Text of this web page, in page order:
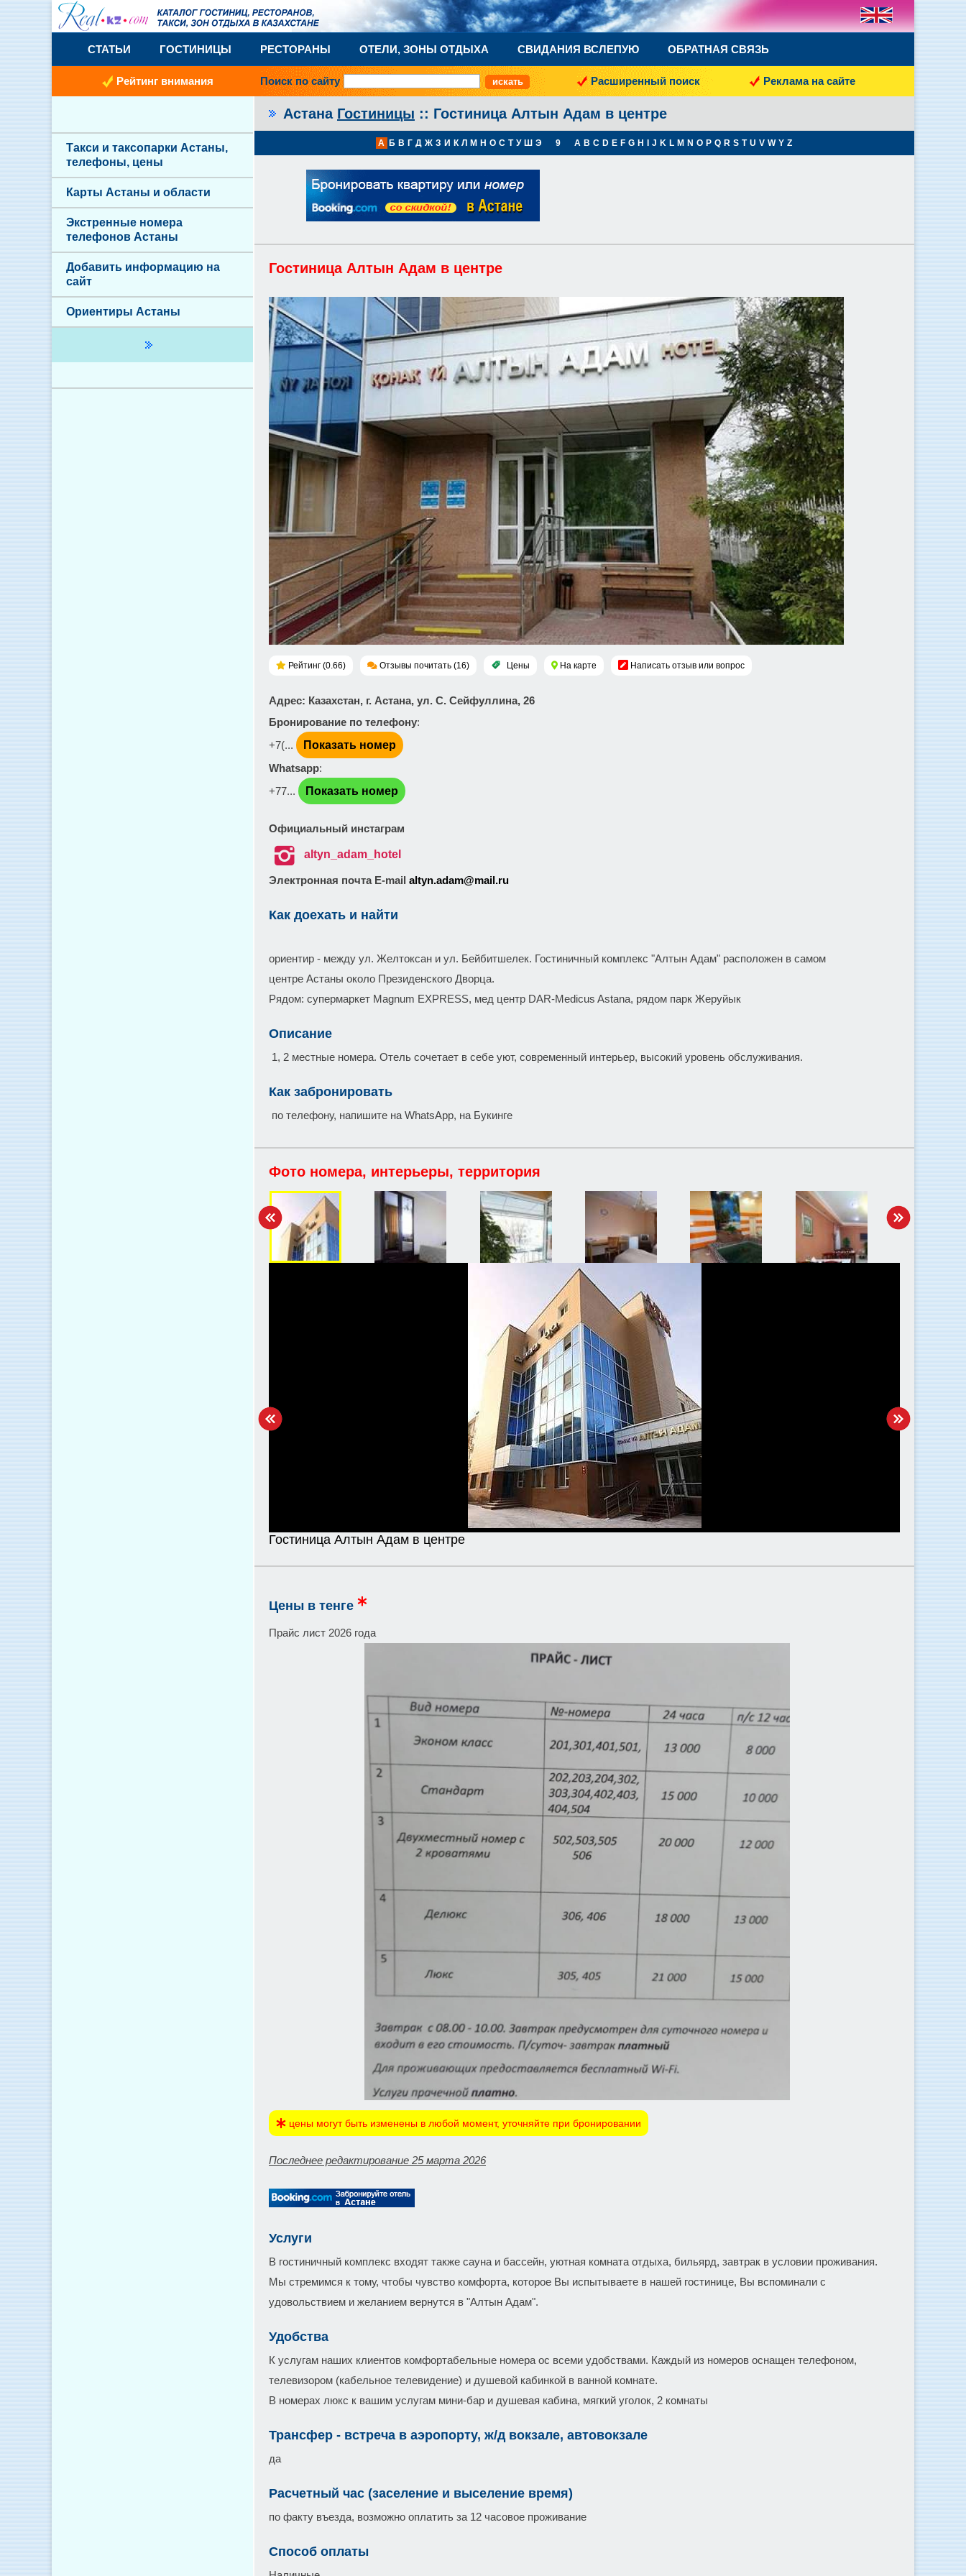
СТАТЬИ ГОСТИНИЦЫ РЕСТОРАНЫ ОТЕЛИ, ЗОНЫ ОТДЫХА СВИДАНИЯ ВСЛЕПУЮ ОБРАТНАЯ СВЯЗЬ
Рейтинг внимания Поиск по сайту Расширенный поиск Реклама на сайте
Астана Гостиницы :: Гостиница Алтын Адам в центре
А Б В Г Д Ж З И К Л М Н О С Т У Ш Э 9 A B C D E F G H J K L M N O P Q R S T U V W Y Z
Гостиница Алтын Адам в центре
Рейтинг (0.66) Отзывы почитать (16) Цены На карте Написать отзыв или вопрос
Адрес: Казахстан, г. Астана, ул. С. Сейфуллина, 26
Бронирование по телефону:
+7(...
Показать номер
Whatsapp:
+77...
Показать номер
Официальный инстаграм
 altyn_adam_hotel
Электронная почта E-mail altyn.adam@mail.ru
Как доехать и найти
ориентир - между ул. Желтоксан и ул. Бейбитшелек. Гостиничный комплекс "Алтын Адам" расположен в самом
центре Астаны около Президенского Дворца.
Рядом: супермаркет Magnum EXPRESS, мед центр DAR-Medicus Astana, рядом парк Жеруйык
Описание
1, 2 местные номера. Отель сочетает в себе уют, современный интерьер, высокий уровень обслуживания.
Как забронировать
по телефону, напишите на WhatsApp, на Букинге
Фото номера, интерьеры, территория
Гостиница Алтын Адам в центре
Цены в тенге
Прайс лист 2026 года
цены могут быть изменены в любой момент, уточняйте при бронировании
Последнее редактирование 25 марта 2026
Услуги
В гостиничный комплекс входят также сауна и бассейн, уютная комната отдыха, бильярд, завтрак в условии проживания.
Мы стремимся к тому, чтобы чувство комфорта, которое Вы испытываете в нашей гостинице, Вы вспоминали с
удовольствием и желанием вернутся в "Алтын Адам".
Удобства
К услугам наших клиентов комфортабельные номера ос всеми удобствами. Каждый из номеров оснащен телефоном,
телевизором (кабельное телевидение) и душевой кабинкой в ванной комнате.
В номерах люкс к вашим услугам мини-бар и душевая кабина, мягкий уголок, 2 комнаты
Трансфер - встреча в аэропорту, ж/д вокзале, автовокзале
да
Расчетный час (заселение и выселение время)
по факту въезда, возможно оплатить за 12 часовое проживание
Способ оплаты
Такси и таксопарки Астаны,
телефоны, цены
Карты Астаны и области
Экстренные номера
телефонов Астаны
Добавить информацию на
сайт
Ориентиры Астаны